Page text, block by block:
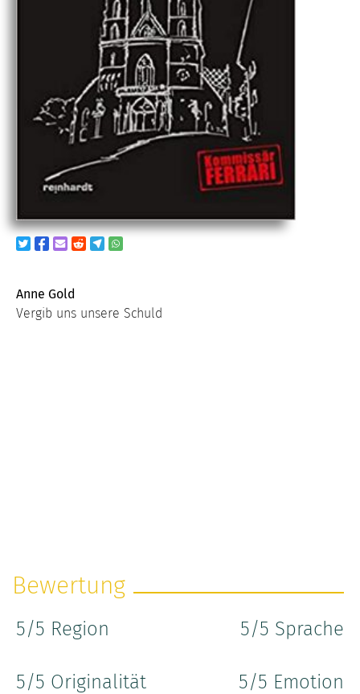
Anne Gold
Vergib uns unsere Schuld
Bewertung
5/5 Region 5/5 Sprache
5/5 Originalität 5/5 Emotion